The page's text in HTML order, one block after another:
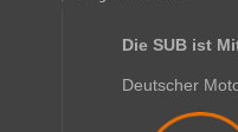
Die SUB ist
Deutscher